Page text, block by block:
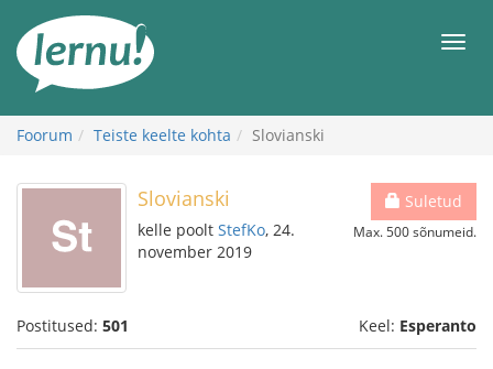
juurde
Foorum Teiste keelte kohta Slovianski
Suletud
Max. 500 sõnumeid.
Slovianski
kelle poolt StefKo, 24.
november 2019
Postitused: 501 Keel: Esperanto